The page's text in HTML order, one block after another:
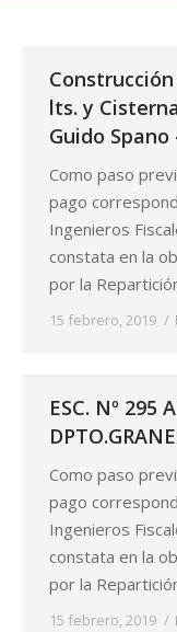
lts. y
Guido
Como paso
pago
Ingenieros
constata en la
por la
15 febrero, 2019
ESC. Nº 295
Como paso
pago
Ingenieros
constata en la
por la
15 febrero, 2019